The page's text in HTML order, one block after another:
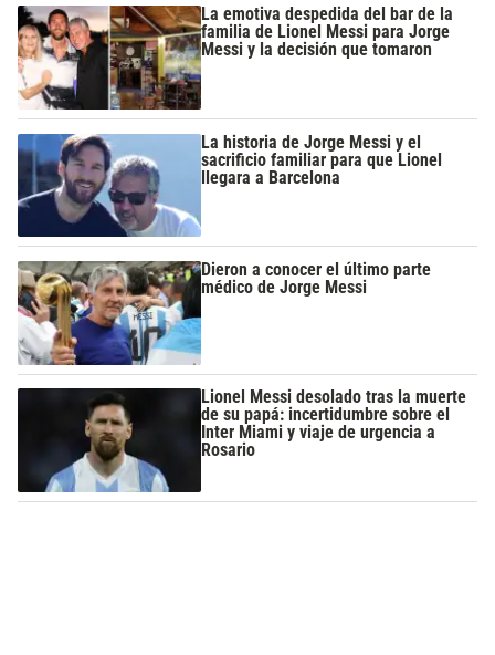
La emotiva despedida del bar de la
familia de Lionel Messi para Jorge
Messi y la decisión que tomaron
La historia de Jorge Messi y el
sacrificio familiar para que Lionel
llegara a Barcelona
Dieron a conocer el último parte
médico de Jorge Messi
Lionel Messi desolado tras la muerte
de su papá: incertidumbre sobre el
Inter Miami y viaje de urgencia a
Rosario